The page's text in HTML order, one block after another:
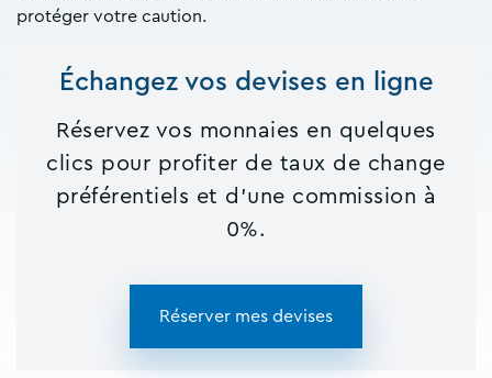
protéger votre caution.
Échangez vos devises en ligne
Réservez vos monnaies en quelques
clics pour profiter de taux de change
préférentiels et d'une commission à
0%.
Réserver mes devises